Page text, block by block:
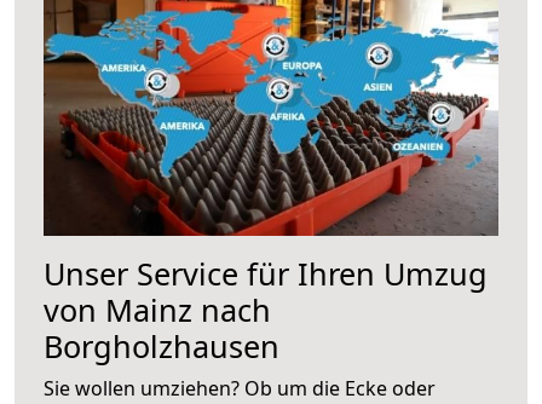
Unser Service für Ihren Umzug
von Mainz nach
Borgholzhausen
Sie wollen umziehen? Ob um die Ecke oder